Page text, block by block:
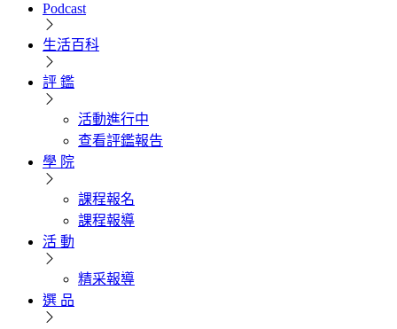
Podcast
生活百科
評 鑑
活動進行中
查看評鑑報告
學 院
課程報名
課程報導
活 動
精采報導
選 品